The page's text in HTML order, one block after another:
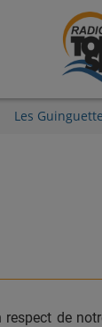
Les
de